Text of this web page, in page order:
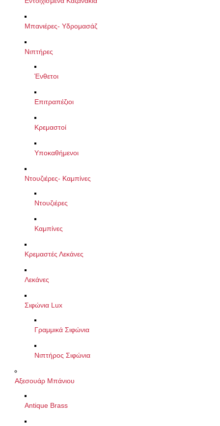
Μπανιέρες- Υδρομασάζ
Νιπτήρες
Ένθετοι
Επιτραπέζιοι
Κρεμαστοί
Υποκαθήμενοι
Ντουζιέρες- Καμπίνες
Ντουζιέρες
Καμπίνες
Κρεμαστές Λεκάνες
Λεκάνες
Σιφώνια Lux
Γραμμικά Σιφώνια
Νιπτήρος Σιφώνια
Αξεσουάρ Μπάνιου
Antique Brass